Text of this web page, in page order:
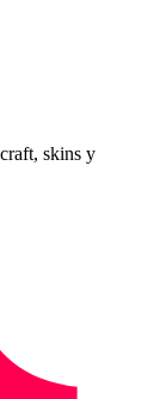
skins y